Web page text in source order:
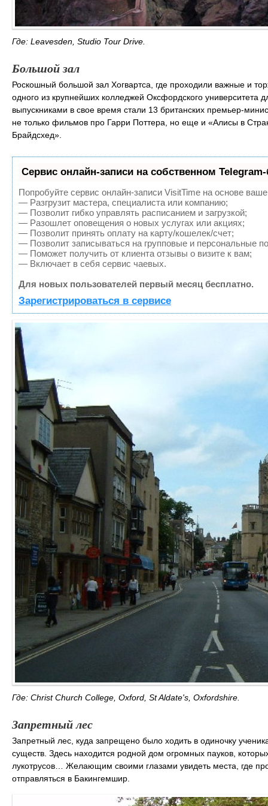
Где: Leavesden, Studio Tour Drive.
Большой зал
Роскошный большой зал Хогвартса, где проходили важные и
одного из крупнейших колледжей Оксфордского университета
выпускниками в свое время стали 13 британских премьер-
не только фильмов про Гарри Поттера, но еще и «Алисы в
Брайдсхед».
Сервис онлайн-записи на собственном Telegram-
Попробуйте сервис онлайн-записи VisitTime на основе
— Разгрузит мастера, специалиста или компанию;
— Позволит гибко управлять расписанием и загрузкой;
— Разошлет оповещения о новых услугах или акциях;
— Позволит принять оплату на карту/кошелек/счет;
— Позволит записываться на групповые и персональные
— Поможет получить от клиента отзывы о визите к вам;
— Включает в себя сервис чаевых.
Для новых пользователей первый месяц бесплатно.
Зарегистрироваться в сервисе
Где: Christ Church College, Oxford, St Aldate's, Oxfordshire.
Запретный лес
Запретный лес, куда запрещено было ходить в одиночку
существ. Здесь находится родной дом огромных пауков,
лукотрусов… Желающим своими глазами увидеть места, где
отправляться в Бакингемшир.